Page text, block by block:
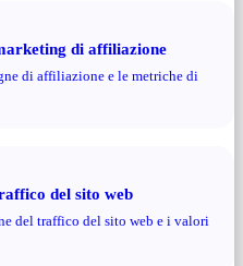
di affiliazione
di affiliazione e le metriche di
del sito web
del traffico del sito web e i valori